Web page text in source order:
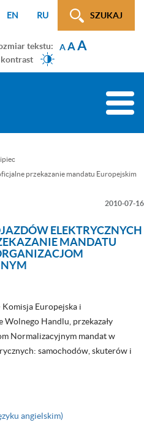
SZUKAJ
EN RU
tekstu: AAA
Toggle
przekazanie mandatu Europejskim
ELEKTRYCZNYCH
MANDATU
2010-07-16
Europejska i
Wolnego Handlu, przekazały
Normalizacyjnym mandat w
samochodów, skuterów i
angielskim)